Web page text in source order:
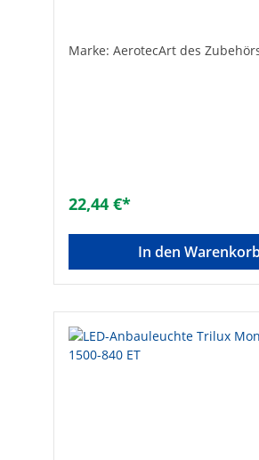
Marke: AerotecArt des
22,44 €*
In den